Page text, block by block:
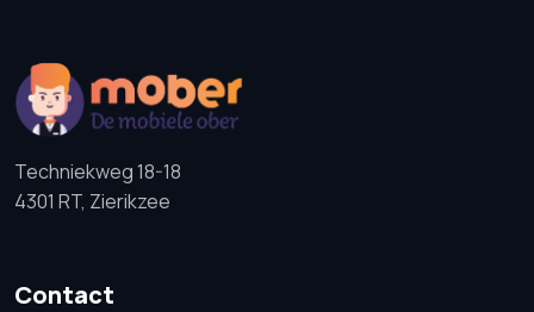
Techniekweg 18-18
4301 RT, Zierikzee
Contact